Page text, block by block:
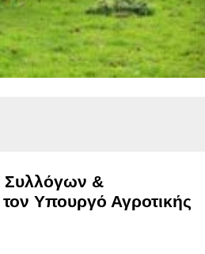
Συλλόγων &
Υπουργό Αγροτικής